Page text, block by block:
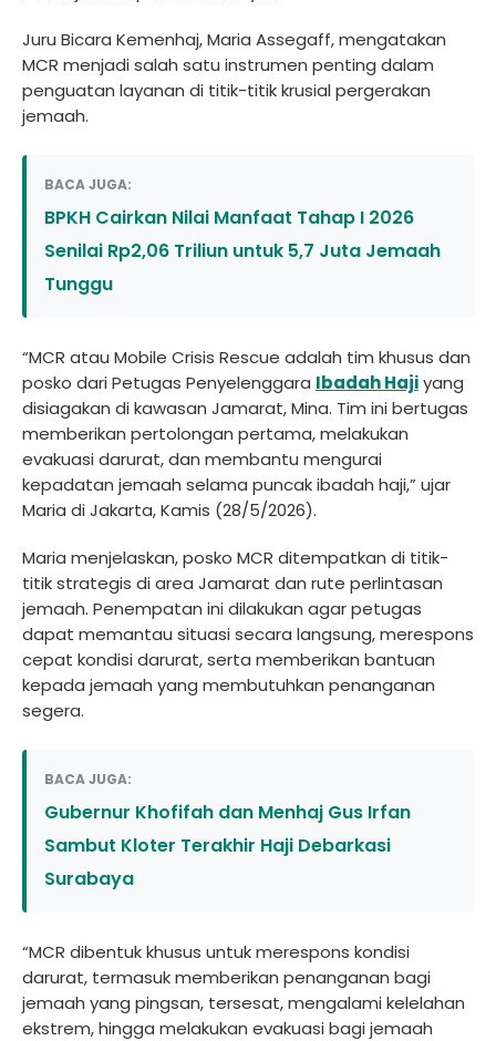
Juru Bicara Kemenhaj, Maria Assegaff, mengatakan
MCR menjadi salah satu instrumen penting dalam
penguatan layanan di titik-titik krusial pergerakan
jemaah.
BACA JUGA:
BPKH Cairkan Nilai Manfaat Tahap I 2026
Senilai Rp2,06 Triliun untuk 5,7 Juta Jemaah
Tunggu
“MCR atau Mobile Crisis Rescue adalah tim khusus dan
posko dari Petugas Penyelenggara Ibadah Hajiyang
disiagakan di kawasan Jamarat, Mina. Tim ini bertugas
memberikan pertolongan pertama, melakukan
evakuasi darurat, dan membantu mengurai
kepadatan jemaah selama puncak ibadah haji,” ujar
Maria di Jakarta, Kamis (28/5/2026).
Maria menjelaskan, posko MCR ditempatkan di titik-
titik strategis di area Jamarat dan rute perlintasan
jemaah. Penempatan ini dilakukan agar petugas
dapat memantau situasi secara langsung, merespons
cepat kondisi darurat, serta memberikan bantuan
kepada jemaah yang membutuhkan penanganan
segera.
BACA JUGA:
Gubernur Khofifah dan Menhaj Gus Irfan
Sambut Kloter Terakhir Haji Debarkasi
Surabaya
“MCR dibentuk khusus untuk merespons kondisi
darurat, termasuk memberikan penanganan bagi
jemaah yang pingsan, tersesat, mengalami kelelahan
ekstrem, hingga melakukan evakuasi bagi jemaah